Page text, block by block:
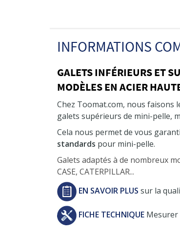
INFORMATIONS
GALETS INFÉRIEURS ET
MODÈLES EN ACIER
Chez Toomat.com, nous faisons
galets supérieurs de mini-pelle,
Cela nous permet de vous
standards pour mini-pelle.
Galets adaptés à de nombreux
CASE, CATERPILLAR...
EN SAVOIR PLUS sur la
FICHE TECHNIQUE Mesurer